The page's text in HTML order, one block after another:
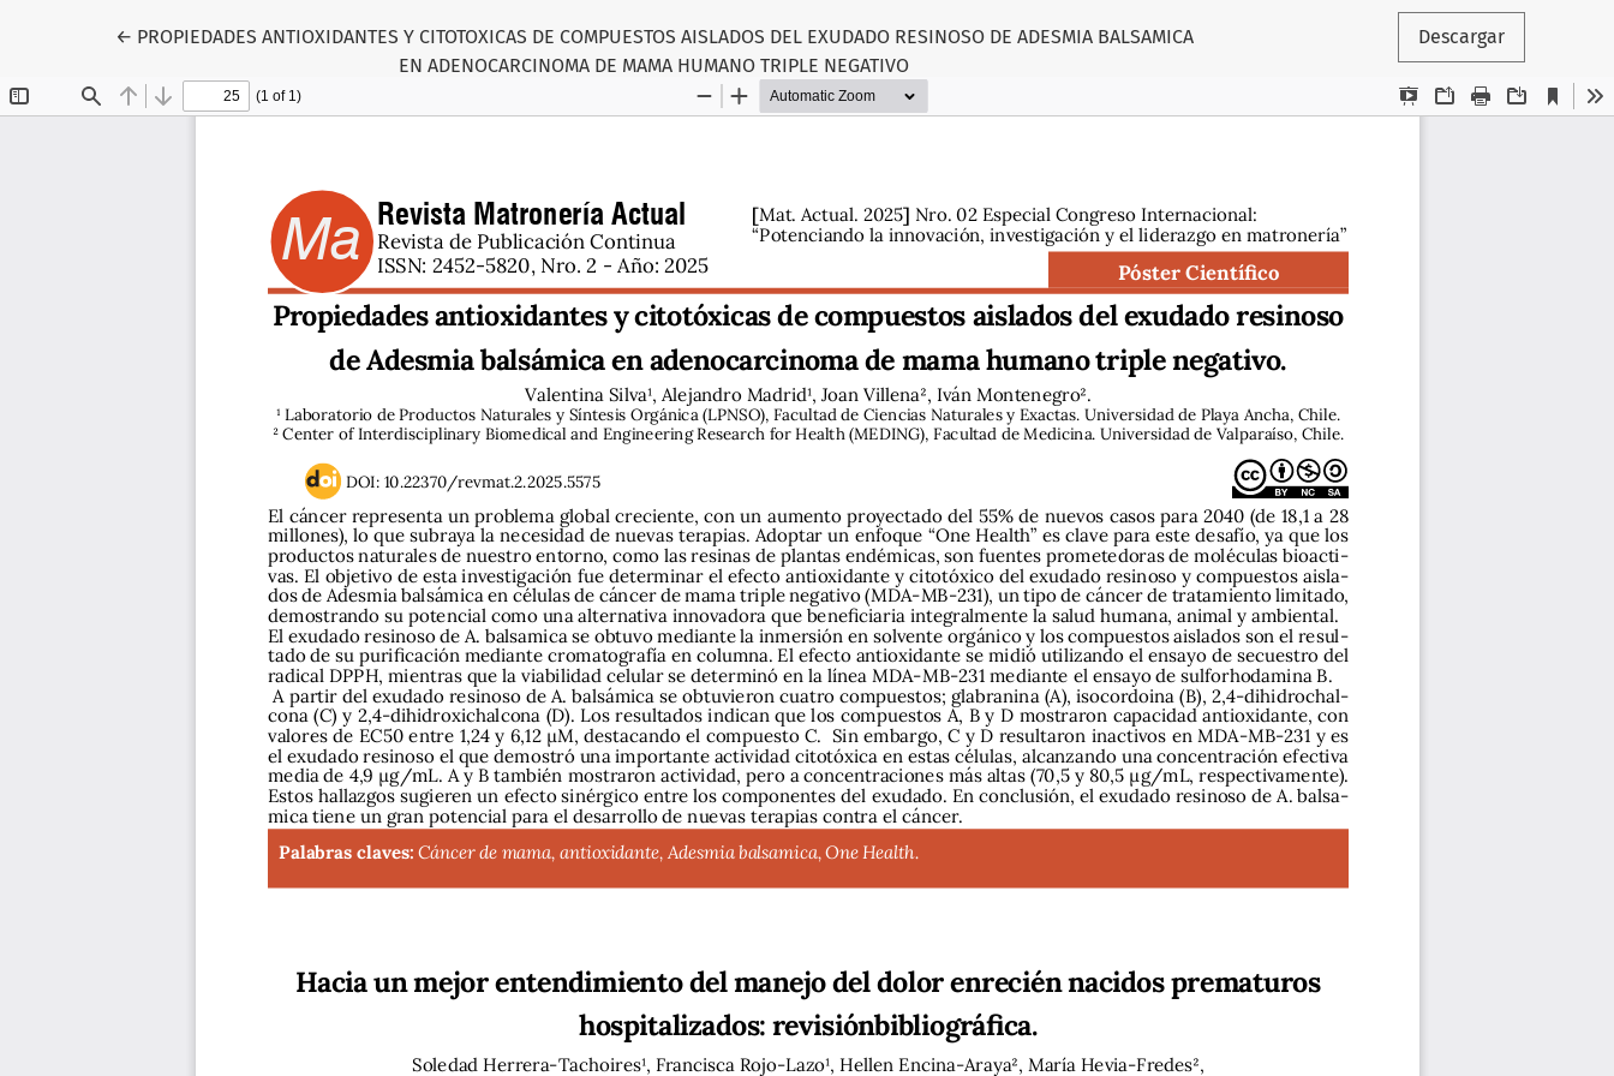
← Volver a los detalles del artículo
PROPIEDADES ANTIOXIDANTES Y CITOTOXICAS DE COMPUESTOS AISLADOS DEL EXUDADO RESINOSO DE ADESMIA BALSAMICA
EN ADENOCARCINOMA DE MAMA HUMANO TRIPLE NEGATIVO
Descargar